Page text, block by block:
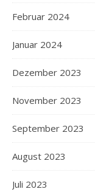
Februar 2024
Januar 2024
Dezember 2023
November 2023
September 2023
August 2023
Juli 2023